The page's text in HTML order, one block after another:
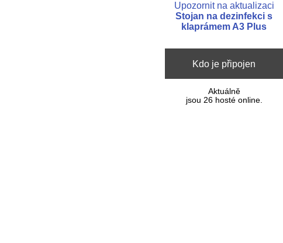
Upozornit na aktualizaci
Stojan na dezinfekci s
klaprámem A3 Plus
Kdo je připojen
Aktuálně
jsou 26 hosté online.